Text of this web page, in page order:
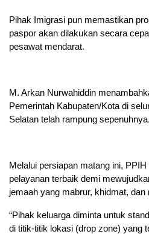
Pihak Imigrasi pun memastikan
paspor akan dilakukan secara
pesawat mendarat.
M. Arkan Nurwahiddin
Pemerintah Kabupaten/Kota di
Selatan telah rampung sepenuhnya.
Melalui persiapan matang ini,
pelayanan terbaik demi
jemaah yang mabrur, khidmat,
“Pihak keluarga diminta untuk
di titik-titik lokasi (drop zone) yang